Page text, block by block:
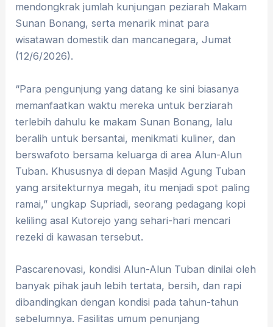
mendongkrak jumlah kunjungan peziarah Makam
Sunan Bonang, serta menarik minat para
wisatawan domestik dan mancanegara, Jumat
(12/6/2026).
“Para pengunjung yang datang ke sini biasanya
memanfaatkan waktu mereka untuk berziarah
terlebih dahulu ke makam Sunan Bonang, lalu
beralih untuk bersantai, menikmati kuliner, dan
berswafoto bersama keluarga di area Alun-Alun
Tuban. Khususnya di depan Masjid Agung Tuban
yang arsitekturnya megah, itu menjadi spot paling
ramai,” ungkap Supriadi, seorang pedagang kopi
keliling asal Kutorejo yang sehari-hari mencari
rezeki di kawasan tersebut.
Pascarenovasi, kondisi Alun-Alun Tuban dinilai oleh
banyak pihak jauh lebih tertata, bersih, dan rapi
dibandingkan dengan kondisi pada tahun-tahun
sebelumnya. Fasilitas umum penunjang